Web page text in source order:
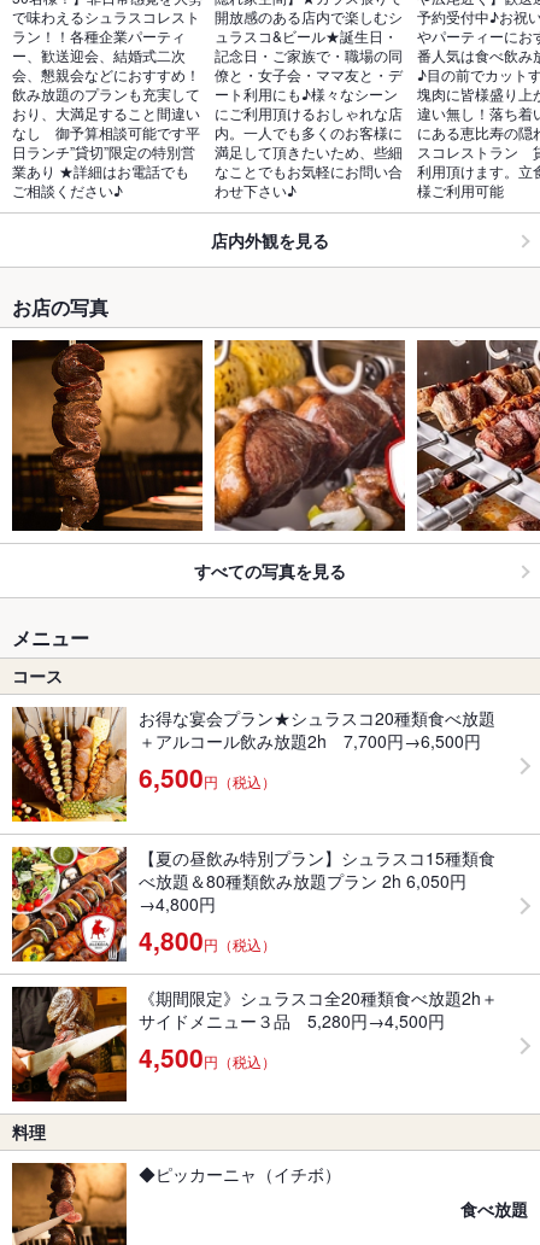
で味わえるシュラスコレスト
ラン！！各種企業パーティ
ー、歓送迎会、結婚式二次
会、懇親会などにおすすめ！
飲み放題のプランも充実して
おり、大満足すること間違い
なし　御予算相談可能です平
日ランチ”貸切”限定の特別営
業あり ★詳細はお電話でも
ご相談ください♪
開放感のある店内で楽しむシ
ュラスコ&ビール★誕生日・
記念日・ご家族で・職場の同
僚と・女子会・ママ友と・デ
ート利用にも♪様々なシーン
にご利用頂けるおしゃれな店
内。一人でも多くのお客様に
満足して頂きたいため、些細
なことでもお気軽にお問い合
わせ下さい♪
予約受付中♪お祝
やパーティーにお
番人気は食べ飲み
♪目の前でカット
塊肉に皆様盛り上
違い無し！落ち着
にある恵比寿の隠
スコレストラン　
利用頂けます。立
様ご利用可能
店内外観を見る
お店の写真
すべての写真を見る
メニュー
コース
お得な宴会プラン★シュラスコ20種類食べ放題
＋アルコール飲み放題2h 7,700円→6,500円
6,500円（税込）
【夏の昼飲み特別プラン】シュラスコ15種類食
べ放題＆80種類飲み放題プラン 2h 6,050円
→4,800円
4,800円（税込）
《期間限定》シュラスコ全20種類食べ放題2h＋
サイドメニュー３品 5,280円→4,500円
4,500円（税込）
料理
◆ピッカーニャ（イチボ）
食べ放題